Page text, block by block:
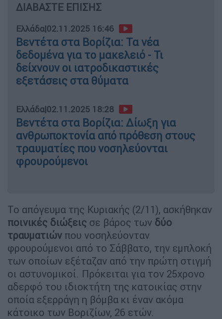
ΔΙΑΒΑΣΤΕ ΕΠΙΣΗΣ
Ελλάδα|02.11.2025 16:46
Βεντέτα στα Βορίζια: Τα νέα
δεδομένα για το μακελειό - Τι
δείχνουν οι ιατροδικαστικές
εξετάσεις στα θύματα
Ελλάδα|02.11.2025 18:28
Βεντέτα στα Βορίζια: Δίωξη για
ανθρωποκτονία από πρόθεση στους
τραυματίες που νοσηλεύονται
φρουρούμενοι
Το απόγευμα της Κυριακής (2/11), ασκήθηκαν
ποινικές διώξεις σε βάρος των δύο
τραυματιών που νοσηλεύονταν
φρουρούμενοι από το Σάββατο, την εμπλοκή
των οποίων εξέταζαν από την πρώτη στιγμή
οι αστυνομικοί. Πρόκειται για τον 25χρονο
αδερφό του ιδιοκτήτη της κατοικίας στην
οποία εξερράγη η βόμβα κι έναν ακόμα
κάτοικο των Βοριζίων, 26 ετών.